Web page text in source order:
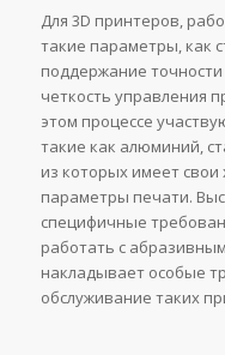
Для 3D принтеров,
такие параметры, как
поддержание
четкость управления
этом процессе
такие как алюминий,
из которых имеет
параметры печати.
специфичные
работать с
накладывает особые
обслуживание таких